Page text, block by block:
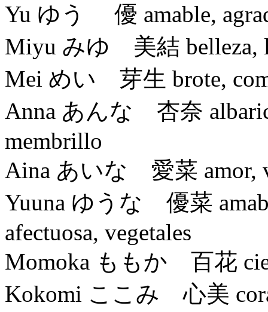
Yu ゆう 優 amable,
Miyu みゆ 美結 belleza,
Mei めい 芽生 brote,
Anna あんな 杏奈
membrillo
Aina あいな 愛菜 amor,
Yuuna ゆうな 優菜
afectuosa, vegetales
Momoka ももか 百花
Kokomi ここみ 心美